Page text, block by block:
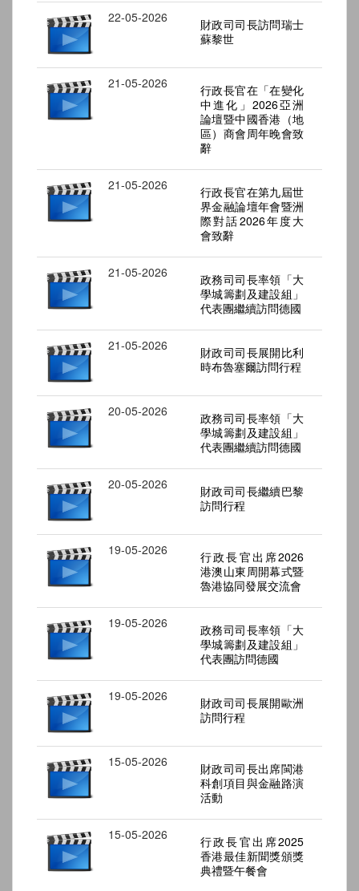
22-05-2026
財政司司長訪問瑞士
蘇黎世
21-05-2026
行政長官在「在變化
中進化」2026亞洲
論壇暨中國香港（地
區）商會周年晚會致
辭
21-05-2026
行政長官在第九屆世
界金融論壇年會暨洲
際對話2026年度大
會致辭
21-05-2026
政務司司長率領「大
學城籌劃及建設組」
代表團繼續訪問德國
21-05-2026
財政司司長展開比利
時布魯塞爾訪問行程
20-05-2026
政務司司長率領「大
學城籌劃及建設組」
代表團繼續訪問德國
20-05-2026
財政司司長繼續巴黎
訪問行程
19-05-2026
行政長官出席2026
港澳山東周開幕式暨
魯港協同發展交流會
19-05-2026
政務司司長率領「大
學城籌劃及建設組」
代表團訪問德國
19-05-2026
財政司司長展開歐洲
訪問行程
15-05-2026
財政司司長出席閩港
科創項目與金融路演
活動
15-05-2026
行政長官出席2025
香港最佳新聞獎頒獎
典禮暨午餐會